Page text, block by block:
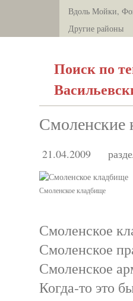
Вдоль Мойки,
Другие районы
Поиск по
Смоленские
21.04.2009
Смоленское кладбище
Смоленское
Смоленское
Смоленское
Когда-то это